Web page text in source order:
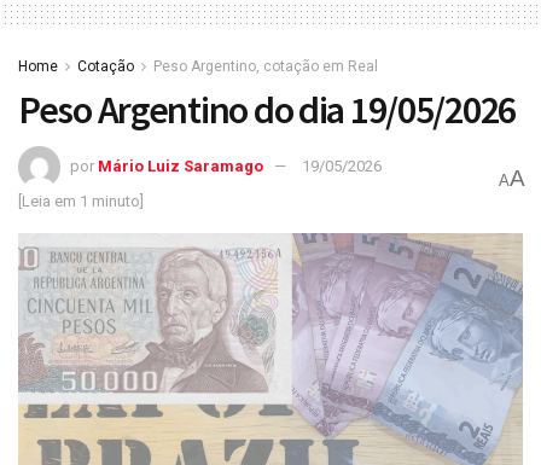
Home Cotação Peso Argentino, cotação em Real
Peso Argentino do dia 19/05/2026
por Mário Luiz Saramago
19/05/2026
[Leia em 1 minuto]
AA